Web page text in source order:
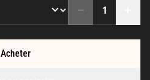
Acheter